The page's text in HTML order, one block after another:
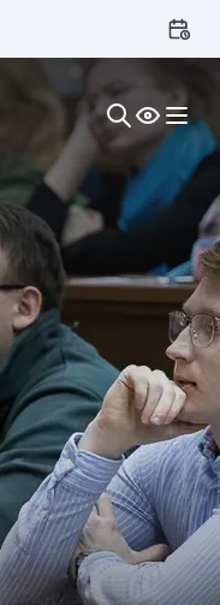
Цвет:
2x 3x